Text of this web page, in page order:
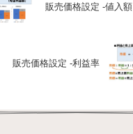
販売価格設定 -値入額
販売価格設定 -利益率